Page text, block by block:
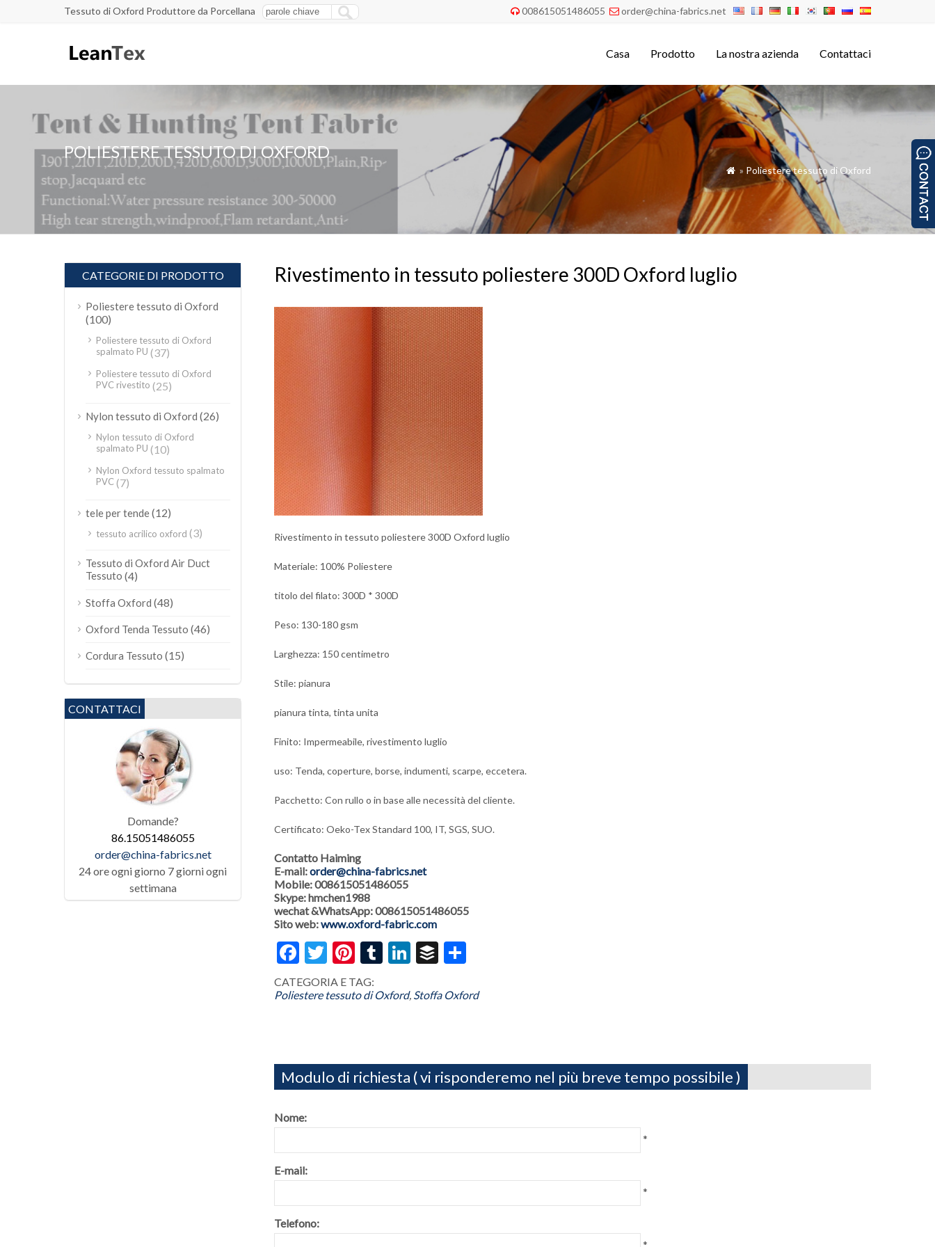
Tessuto di Oxford Produttore da Porcellana  008615051486055  order@china-fabrics.net
Casa Prodotto La nostra azienda Contattaci
POLIESTERE TESSUTO DI OXFORD
 » Poliestere tessuto di Oxford
Rivestimento in tessuto poliestere 300D Oxford luglio
Rivestimento in tessuto poliestere 300D Oxford luglio
Materiale: 100% Poliestere
titolo del filato: 300D * 300D
Peso: 130-180 gsm
Larghezza: 150 centimetro
Stile: pianura
pianura tinta, tinta unita
Finito: Impermeabile, rivestimento luglio
uso: Tenda, coperture, borse, indumenti, scarpe, eccetera.
Pacchetto: Con rullo o in base alle necessità del cliente.
Certificato: Oeko-Tex Standard 100, IT, SGS, SUO.
Contatto Haiming
E-mail:order@china-fabrics.net
Mobile: 008615051486055
Skype: hmchen1988
wechat &WhatsApp: 008615051486055
Sito web:www.oxford-fabric.com
Facebook
Twitter
Pinterest
Tumblr
LinkedIn
Buffer
Share
CATEGORIA E TAG:
Poliestere tessuto di Oxford, Stoffa Oxford
Modulo di richiesta ( vi risponderemo nel più breve tempo possibile )
Nome:
*
E-mail:
*
Telefono:
CATEGORIE DI PRODOTTO
Poliestere tessuto di Oxford
(100)
Poliestere tessuto di Oxford
spalmato PU (37)
Poliestere tessuto di Oxford
PVC rivestito (25)
Nylon tessuto di Oxford (26)
Nylon tessuto di Oxford
spalmato PU (10)
Nylon Oxford tessuto spalmato
PVC(7)
tele per tende(12)
tessuto acrilico oxford (3)
Tessuto di Oxford Air Duct
Tessuto (4)
Stoffa Oxford (48)
Oxford Tenda Tessuto (46)
Cordura Tessuto (15)
CONTATTACI
Domande?
86.15051486055
order@china-fabrics.net
24 ore ogni giorno 7 giorni ogni
settimana